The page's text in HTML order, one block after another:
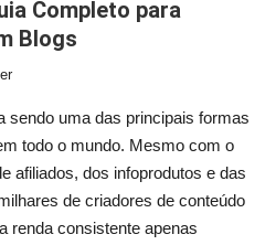
Blogs
sendo uma das principais formas
todo o mundo. Mesmo com o
afiliados, dos infoprodutos e das
de criadores de conteúdo
renda consistente apenas